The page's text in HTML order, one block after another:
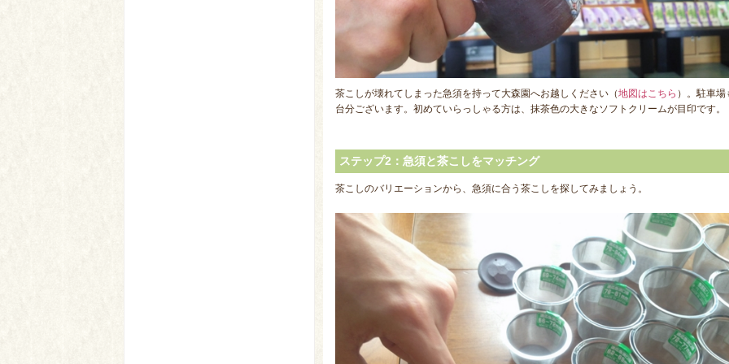
茶こしが壊れてしまった急須を持って大森園へお越しください（地図はこちら ）。駐車場
台分ございます。初めていらっしゃる方は、抹茶色の大きなソフトクリームが目印です。
ステップ2：急須と茶こしをマッチング
茶こしのバリエーションから、急須に合う茶こしを探してみましょう。